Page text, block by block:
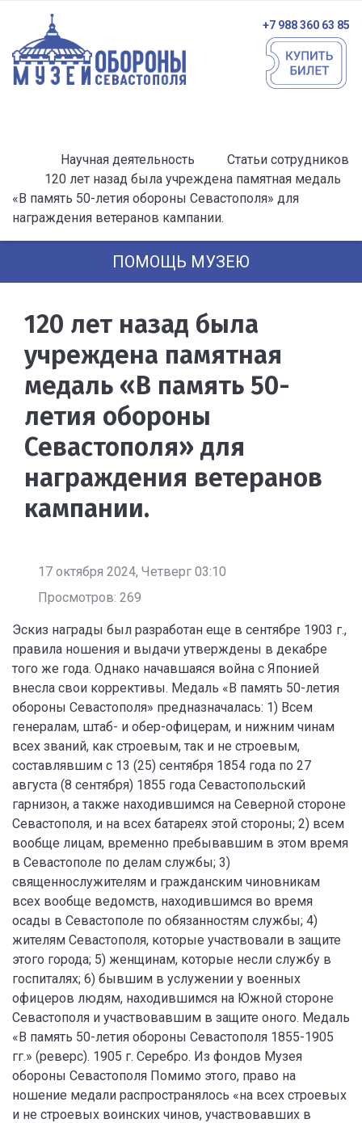
+7 988 360 63 85
Научная деятельность
Статьи сотрудников
120 лет назад была учреждена памятная медаль
«В память 50-летия обороны Севастополя» для
награждения ветеранов кампании.
ПОМОЩЬ МУЗЕЮ
120 лет назад была
учреждена памятная
медаль «В память 50-
летия обороны
Севастополя» для
награждения ветеранов
кампании.
17 октября 2024, Четверг 03:10
Просмотров: 269
Эскиз награды был разработан еще в сентябре 1903 г.,
правила ношения и выдачи утверждены в декабре
того же года. Однако начавшаяся война с Японией
внесла свои коррективы. Медаль «В память 50-летия
обороны Севастополя» предназначалась: 1) Всем
генералам, штаб- и обер-офицерам, и нижним чинам
всех званий, как строевым, так и не строевым,
составлявшим с 13 (25) сентября 1854 года по 27
августа (8 сентября) 1855 года Севастопольский
гарнизон, а также находившимся на Северной стороне
Севастополя, и на всех батареях этой стороны; 2) всем
вообще лицам, временно пребывавшим в этом время
в Севастополе по делам службы; 3)
священнослужителям и гражданским чиновникам
всех вообще ведомств, находившимся во время
осады в Севастополе по обязанностям службы; 4)
жителям Севастополя, которые участвовали в защите
этого города; 5) женщинам, которые несли службу в
госпиталях; 6) бывшим в услужении у военных
офицеров людям, находившимся на Южной стороне
Севастополя и участвовавшим в защите оного. Медаль
«В память 50-летия обороны Севастополя 1855-1905
гг.» (реверс). 1905 г. Серебро. Из фондов Музея
обороны Севастополя Помимо этого, право на
ношение медали распространялось «на всех строевых
и не строевых воинских чинов, участвовавших в